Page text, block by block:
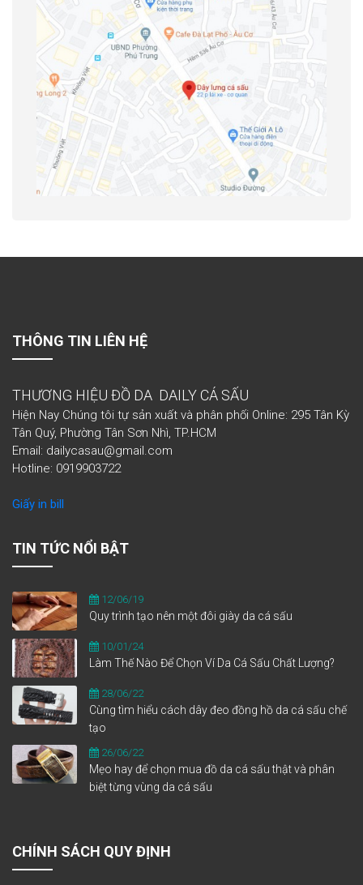
THÔNG TIN LIÊN HỆ
THƯƠNG HIỆU ĐỒ DA DAILY CÁ SẤU
Hiện Nay Chúng tôi tự sản xuất và phân phối Online: 295 Tân Kỳ
Tân Quý, Phường Tân Sơn Nhì, TP.HCM
Email: dailycasau@gmail.com
Hotline: 0919903722
Giấy in bill
TIN TỨC NỔI BẬT
12/06/19
Quy trình tạo nên một đôi giày da cá sấu
10/01/24
Làm Thế Nào Để Chọn Ví Da Cá Sấu Chất Lượng?
28/06/22
Cùng tìm hiểu cách dây đeo đồng hồ da cá sấu chế
tạo
26/06/22
Mẹo hay để chọn mua đồ da cá sấu thật và phân
biệt từng vùng da cá sấu
CHÍNH SÁCH QUY ĐỊNH